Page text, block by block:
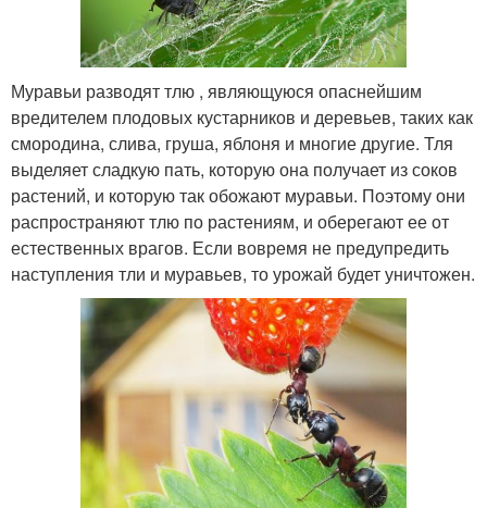
Муравьи разводят тлю , являющуюся опаснейшим
вредителем плодовых кустарников и деревьев, таких как
смородина, слива, груша, яблоня и многие другие. Тля
выделяет сладкую пать, которую она получает из соков
растений, и которую так обожают муравьи. Поэтому они
распространяют тлю по растениям, и оберегают ее от
естественных врагов. Если вовремя не предупредить
наступления тли и муравьев, то урожай будет уничтожен.